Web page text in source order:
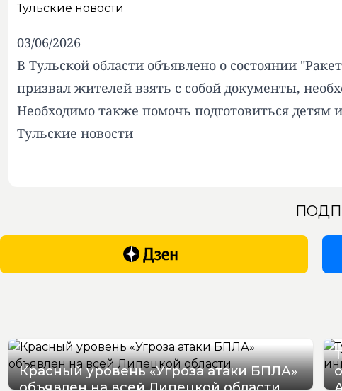
Тульские новости
03/06/2026
В Тульской области объявлено о состоянии
призвал жителей взять с собой документы,
Необходимо также помочь подготовиться
Тульские новости
Красный уровень «Угроза атаки БПЛА»
объявлен на всей Липецкой области